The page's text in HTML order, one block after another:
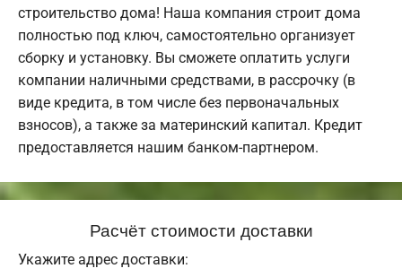
строительство дома! Наша компания строит дома
полностью под ключ, самостоятельно организует
сборку и установку. Вы сможете оплатить услуги
компании наличными средствами, в рассрочку (в
виде кредита, в том числе без первоначальных
взносов), а также за материнский капитал. Кредит
предоставляется нашим банком-партнером.
Расчёт стоимости доставки
Укажите адрес доставки: